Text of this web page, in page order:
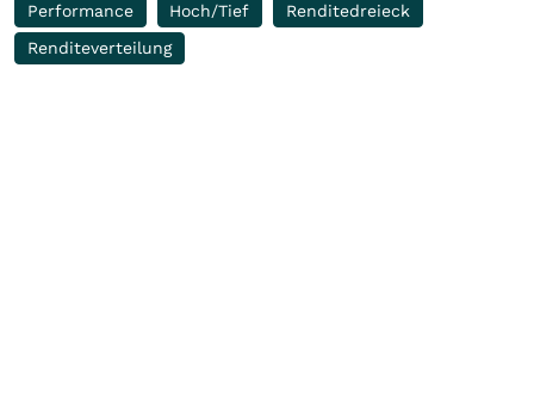
Performance Hoch/Tief
Renditedreieck
Renditeverteilung